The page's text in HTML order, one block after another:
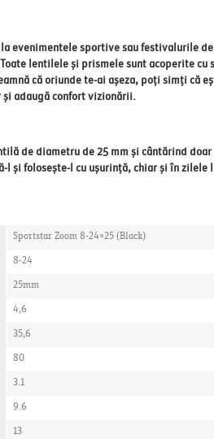
evenimentele sportive sau festivalurile
lentilele și prismele sunt acoperite
că oriunde te-ai așeza, poți simți că
adaugă confort vizionării.
de diametru de 25 mm și cântărind
și folosește-l cu ușurință, chiar și în
Sportstar Zoom 8-24×25 (Black)
8-24
25mm
4,6
35,6
80
3.1
9.6
13